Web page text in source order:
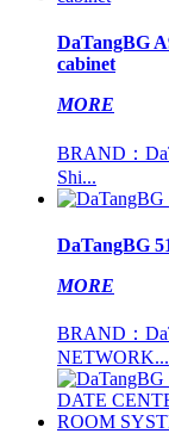
DaTangBG
cabinet
MORE
BRAND：
Shi...
DaTangBG
MORE
BRAND：
NETWORK...